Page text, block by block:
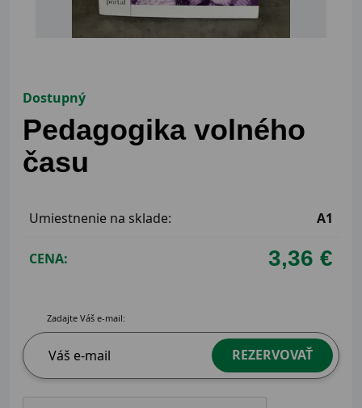
Dostupný
Pedagogika volného
času
Umiestnenie na sklade: A1
CENA: 3,36 €
Zadajte Váš e-mail:
REZERVOVAŤ